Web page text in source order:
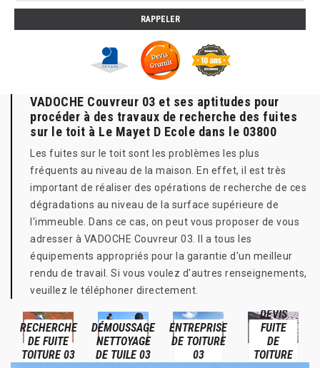
VADOCHE Couvreur 03 et ses aptitudes pour
procéder à des travaux de recherche des fuites
sur le toit à Le Mayet D Ecole dans le 03800
Les fuites sur le toit sont les problèmes les plus
fréquents au niveau de la maison. En effet, il est très
important de réaliser des opérations de recherche de ces
dégradations au niveau de la surface supérieure de
l'immeuble. Dans ce cas, on peut vous proposer de vous
adresser à VADOCHE Couvreur 03. Il a tous les
équipements appropriés pour la garantie d'un meilleur
rendu de travail. Si vous voulez d'autres renseignements,
veuillez le téléphoner directement.
RECHERCHE
DE FUITE
TOITURE 03
DÉMOUSSAGE
NETTOYAGE
DE TUILE 03
ENTREPRISE
DE TOITURE
03
DEVIS
FUITE
DE
TOITURE